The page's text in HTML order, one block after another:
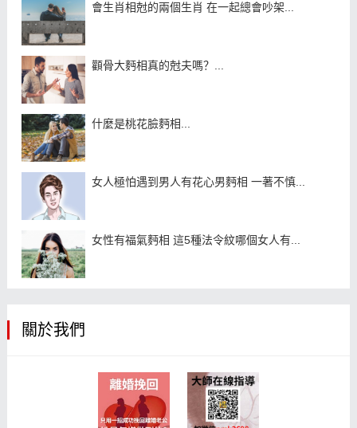
會生肖相尅的兩個生肖 在一起總會吵架...
顴骨大麪相真的尅夫嗎？...
什麼是桃花臉麪相...
女人極怕遇到男人有花心男麪相 一著不慎...
女性有福氣麪相 這5種法令紋哪個女人有...
關於我們